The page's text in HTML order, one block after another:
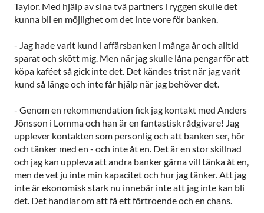
Taylor. Med hjälp av sina två partners i ryggen skulle det
kunna bli en möjlighet om det inte vore för banken.
- Jag hade varit kund i affärsbanken i många år och alltid
sparat och skött mig. Men när jag skulle låna pengar för att
köpa kaféet så gick inte det. Det kändes trist när jag varit
kund så länge och inte får hjälp när jag behöver det.
- Genom en rekommendation fick jag kontakt med Anders
Jönsson i Lomma och han är en fantastisk rådgivare! Jag
upplever kontakten som personlig och att banken ser, hör
och tänker med en - och inte åt en. Det är en stor skillnad
och jag kan uppleva att andra banker gärna vill tänka åt en,
men de vet ju inte min kapacitet och hur jag tänker. Att jag
inte är ekonomisk stark nu innebär inte att jag inte kan bli
det. Det handlar om att få ett förtroende och en chans.